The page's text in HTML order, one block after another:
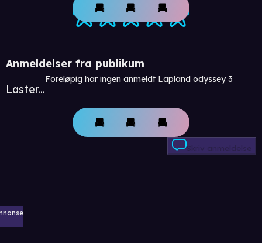
Anmeldelser fra publikum
Laster...
Foreløpig har ingen anmeldt Lapland odyssey 3
Skriv anmeldelse